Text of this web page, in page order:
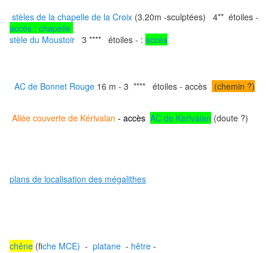
stèles de la chapelle de la Croix (3.20m -sculptées)
4** étoiles -
accès : chapelle
stèle du Moustoir 3 **** étoiles - : accès
AC de Bonnet Rouge 16 m - 3 **** étoiles - accès (chemin ?)
Allée couverte de Kérivalan - accès AC de Kerivalan (doute ?)
plans de localisation des mégalithes
chêne (fiche MCE) - platane - hêtre -